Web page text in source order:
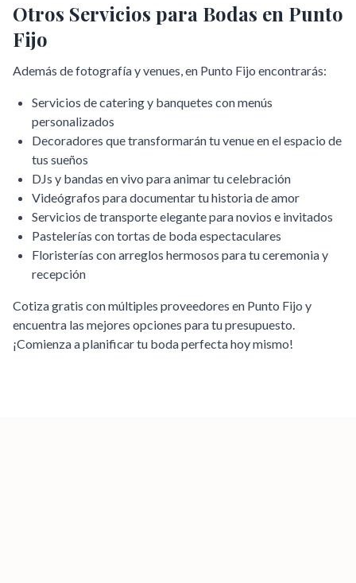
Otros Servicios para Bodas en Punto
Fijo
Además de fotografía y venues, en Punto Fijo encontrarás:
Servicios de catering y banquetes con menús
personalizados
Decoradores que transformarán tu venue en el espacio de
tus sueños
DJs y bandas en vivo para animar tu celebración
Videógrafos para documentar tu historia de amor
Servicios de transporte elegante para novios e invitados
Pastelerías con tortas de boda espectaculares
Floristerías con arreglos hermosos para tu ceremonia y
recepción
Cotiza gratis con múltiples proveedores en Punto Fijo y
encuentra las mejores opciones para tu presupuesto.
¡Comienza a planificar tu boda perfecta hoy mismo!